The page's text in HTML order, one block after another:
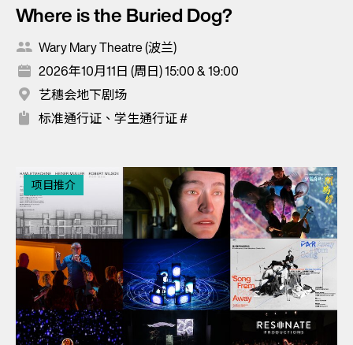
Where is the Buried Dog?
Wary Mary Theatre (波兰)
2026年10月11日 (周日) 15:00 & 19:00
艺穗会地下剧场
标准通行证、学生通行证 #
项目推介